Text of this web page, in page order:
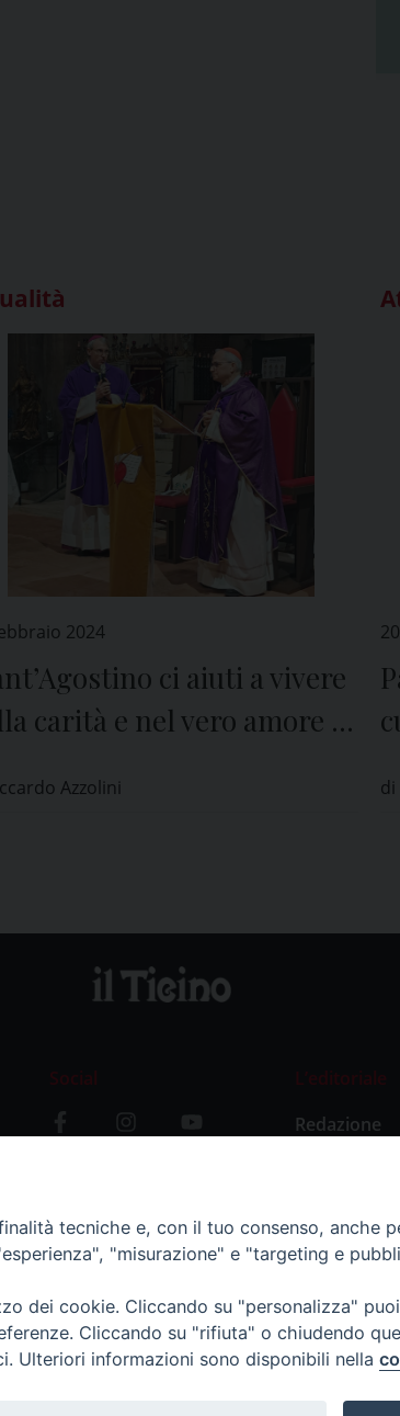
2024
ci aiuti a vivere
carità e nel vero amore di
Azzolini di
Social
L’editoriale
Redazione
tecniche e, con il tuo consenso, anche
"misurazione" e "targeting e
dei cookie. Cliccando su "personalizza"
Cliccando su "rifiuta" o chiudendo
Ulteriori informazioni sono disponibili nella